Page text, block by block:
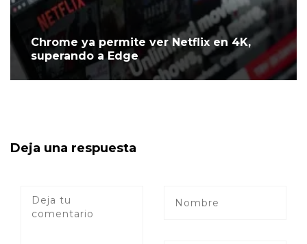
Chrome ya permite ver Netflix en 4K,
superando a Edge
Deja una respuesta